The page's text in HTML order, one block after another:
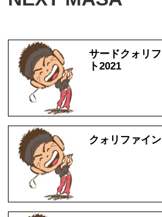
サードクォリ
ト2021
クォリファイ